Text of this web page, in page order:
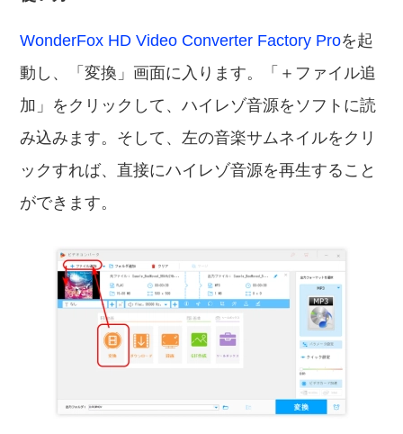
WonderFox HD Video Converter Factory Proを起
動し、「変換」画面に入ります。「＋ファイル追
加」をクリックして、ハイレゾ音源をソフトに読
み込みます。そして、左の音楽サムネイルをクリ
ックすれば、直接にハイレゾ音源を再生すること
ができます。